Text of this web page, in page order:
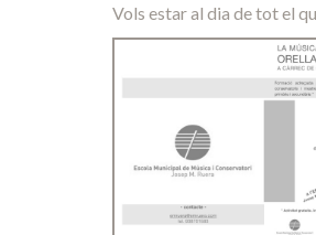
Vols estar al dia de tot el